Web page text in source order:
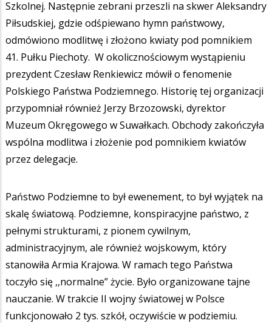
Szkolnej. Następnie zebrani przeszli na skwer Aleksandry
Piłsudskiej, gdzie odśpiewano hymn państwowy,
odmówiono modlitwę i złożono kwiaty pod pomnikiem
41. Pułku Piechoty. W okolicznościowym wystąpieniu
prezydent Czesław Renkiewicz mówił o fenomenie
Polskiego Państwa Podziemnego. Historię tej organizacji
przypomniał również Jerzy Brzozowski, dyrektor
Muzeum Okręgowego w Suwałkach. Obchody zakończyła
wspólna modlitwa i złożenie pod pomnikiem kwiatów
przez delegacje.
Państwo Podziemne to był ewenement, to był wyjątek na
skalę światową. Podziemne, konspiracyjne państwo, z
pełnymi strukturami, z pionem cywilnym,
administracyjnym, ale również wojskowym, który
stanowiła Armia Krajowa. W ramach tego Państwa
toczyło się ,,normalne” życie. Było organizowane tajne
nauczanie. W trakcie II wojny światowej w Polsce
funkcjonowało 2 tys. szkół, oczywiście w podziemiu.